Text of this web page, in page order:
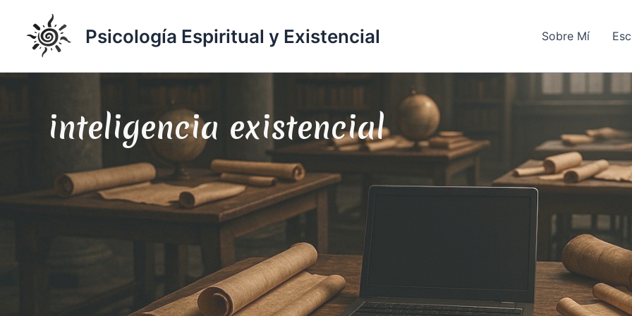
contenido
Psicología Espiritual y Existencial Sobre Mí
inteligencia existencial